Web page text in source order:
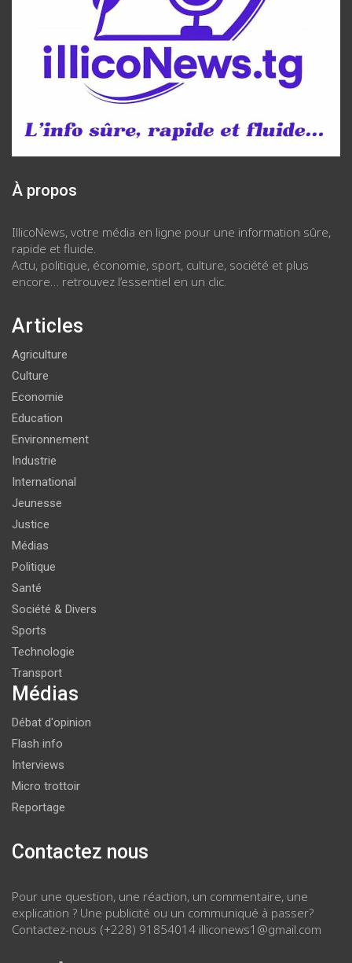
À propos
IllicoNews, votre média en ligne pour une information sûre,
rapide et fluide.
Actu, politique, économie, sport, culture, société et plus
encore… retrouvez l’essentiel en un clic.
Articles
Agriculture
Culture
Economie
Education
Environnement
Industrie
International
Jeunesse
Justice
Médias
Politique
Santé
Société & Divers
Sports
Technologie
Transport
Médias
Débat d'opinion
Flash info
Interviews
Micro trottoir
Reportage
Contactez nous
Pour une question, une réaction, un commentaire, une
explication ? Une publicité ou un communiqué à passer?
Contactez-nous (+228) 91854014 illiconews1@gmail.com